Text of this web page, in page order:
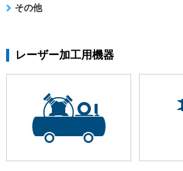
その他
レーザー加工用機器